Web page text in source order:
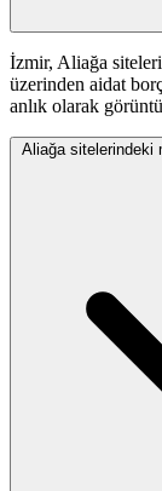
İzmir, Aliağa
üzerinden aidat
anlık olarak
Aliağa sitelerindeki